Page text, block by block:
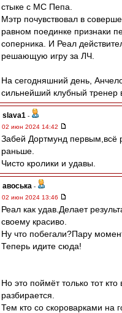
стыке с МС Пепа.
Мэтр почувствовал в
равном поединке признаки
соперника. И Реал
решающую игру за ЛЧ.
На сегодняшний день,
сильнейший клубный тренер
slava1 -
02 июн 2024 14:42
Забей Дортмунд первым,всё
раньше.
Чисто кролики и удавы.
авоська -
02 июн 2024 13:46
Реал как удав.Делает
своему красиво.
Ну что побегали?Пару
Теперь идите сюда!
Но это поймёт только тот
разбирается.
Тем кто со скороварками на